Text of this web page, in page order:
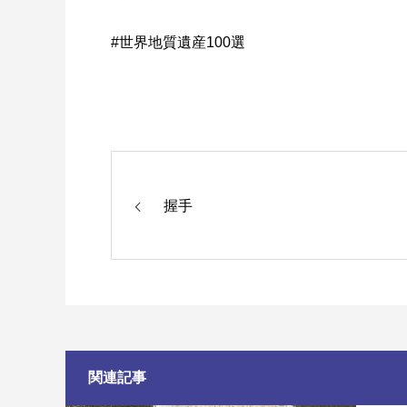
#世界地質遺産100選
握手
関連記事